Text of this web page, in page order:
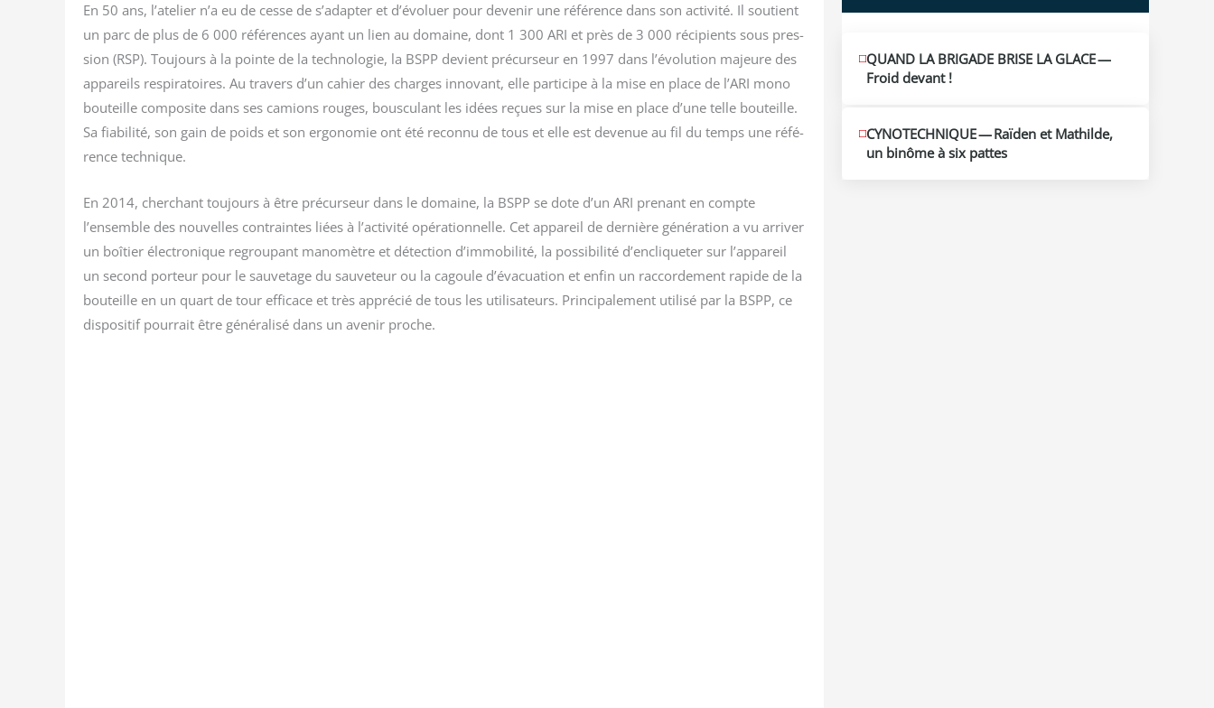
En 50 ans, l’atelier n’a eu de cesse de s’adapter et d’évoluer pour deve­nir une réfé­rence dans son acti­vi­té. Il sou­tient
un parc de plus de 6 000 réfé­rences ayant un lien au domaine, dont 1 300 ARI et près de 3 000 réci­pients sous pres­
sion (RSP). Tou­jours à la pointe de la tech­no­lo­gie, la BSPP devient pré­cur­seur en 1997 dans l’évolution majeure des
appa­reils res­pi­ra­toires. Au tra­vers d’un cahier des charges inno­vant, elle par­ti­cipe à la mise en place de l’ARI mono
bou­teille com­po­site dans ses camions rouges, bous­cu­lant les idées reçues sur la mise en place d’une telle bou­teille.
Sa fia­bi­li­té, son gain de poids et son ergo­no­mie ont été recon­nu de tous et elle est deve­nue au fil du temps une réfé­
rence technique.
En 2014, cher­chant tou­jours à être pré­cur­seur dans le domaine, la BSPP se dote d’un ARI pre­nant en compte
l’ensemble des nou­velles contraintes liées à l’activité opé­ra­tion­nelle. Cet appa­reil de der­nière géné­ra­tion a vu arri­ver
un boî­tier élec­tro­nique regrou­pant mano­mètre et détec­tion d’immobilité, la pos­si­bi­li­té d’encliqueter sur l’appareil
un second por­teur pour le sau­ve­tage du sau­ve­teur ou la cagoule d’évacuation et enfin un rac­cor­de­ment rapide de la
bou­teille en un quart de tour effi­cace et très appré­cié de tous les uti­li­sa­teurs. Prin­ci­pa­le­ment uti­li­sé par la BSPP, ce
dis­po­si­tif pour­rait être géné­ra­li­sé dans un ave­nir proche.
QUAND LA BRIGADE BRISE LA GLACE —
Froid devant !
CYNOTECHNIQUE — Raïden et Mathilde,
un binôme à six pattes